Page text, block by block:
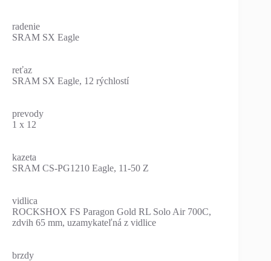
radenie
SRAM SX Eagle
reťaz
SRAM SX Eagle, 12 rýchlostí
prevody
1 x 12
kazeta
SRAM CS-PG1210 Eagle, 11-50 Z
vidlica
ROCKSHOX FS Paragon Gold RL Solo Air 700C,
zdvih 65 mm, uzamykateľná z vidlice
brzdy